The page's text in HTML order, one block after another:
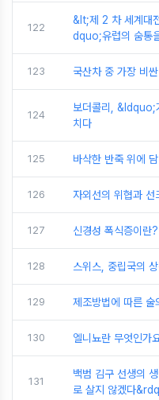
122
&lt;제 2 차 세계대
dquo;유럽의 숨통
123 국산차 중 가장 비
124
보더콜리, &ldquo;
치다
125 바삭한 반죽 위에
126 자외선의 위협과
127 신경성 폭식증이란?
128 스위스, 중립국의 상
129 제조방법에 따른 술
130 엘니뇨란 무엇인가
131
백범 김구 선생의
로 살지 않겠다